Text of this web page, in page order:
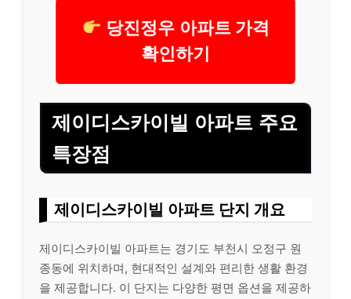
당진정우 아파트 가격
확인하기
제이디스카이빌 아파트 주요
특장점
제이디스카이빌 아파트 단지 개요
제이디스카이빌 아파트는 경기도 부천시 오정구 원
종동에 위치하며, 현대적인 설계와 편리한 생활 환경
을 제공합니다. 이 단지는 다양한 평면 옵션을 제공하